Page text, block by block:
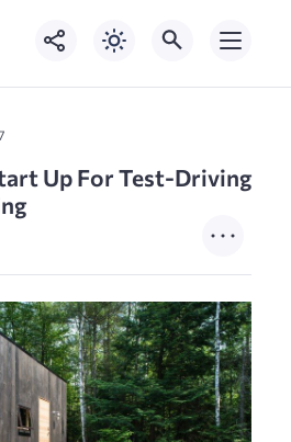
Up For Test-Driving